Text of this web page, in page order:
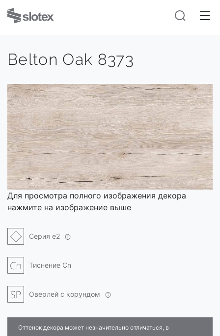
Belton Oak 8373
Для просмотра полного изображения декора
нажмите на изображение выше
Серия e2
Тиснение Cn
Оверлей с корундом
Оттенок декора может незначительно отличаться, в